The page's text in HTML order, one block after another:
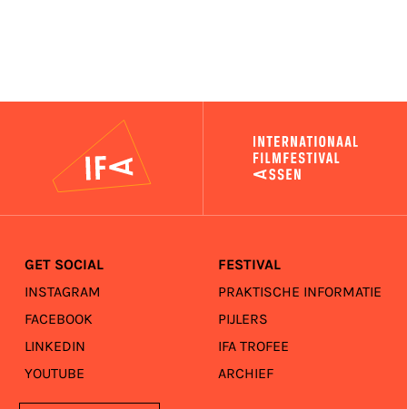
GET SOCIAL
INSTAGRAM
FACEBOOK
LINKEDIN
YOUTUBE
FESTIVAL
PRAKTISCHE INFORMATIE
PIJLERS
IFA TROFEE
ARCHIEF